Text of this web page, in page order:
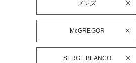
メンズ
McGREGOR
SERGE BLANCO